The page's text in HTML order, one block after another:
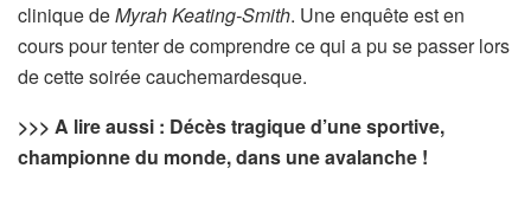
clinique deMyrah Keating-Smith. Une enquête est en
cours pour tenter de comprendre ce qui a pu se passer lors
de cette soirée cauchemardesque.
>>> A lire aussi : Décès tragique d’une sportive,
championne du monde, dans une avalanche !